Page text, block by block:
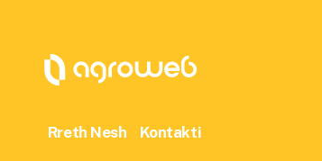
Rreth Nesh Kontakti